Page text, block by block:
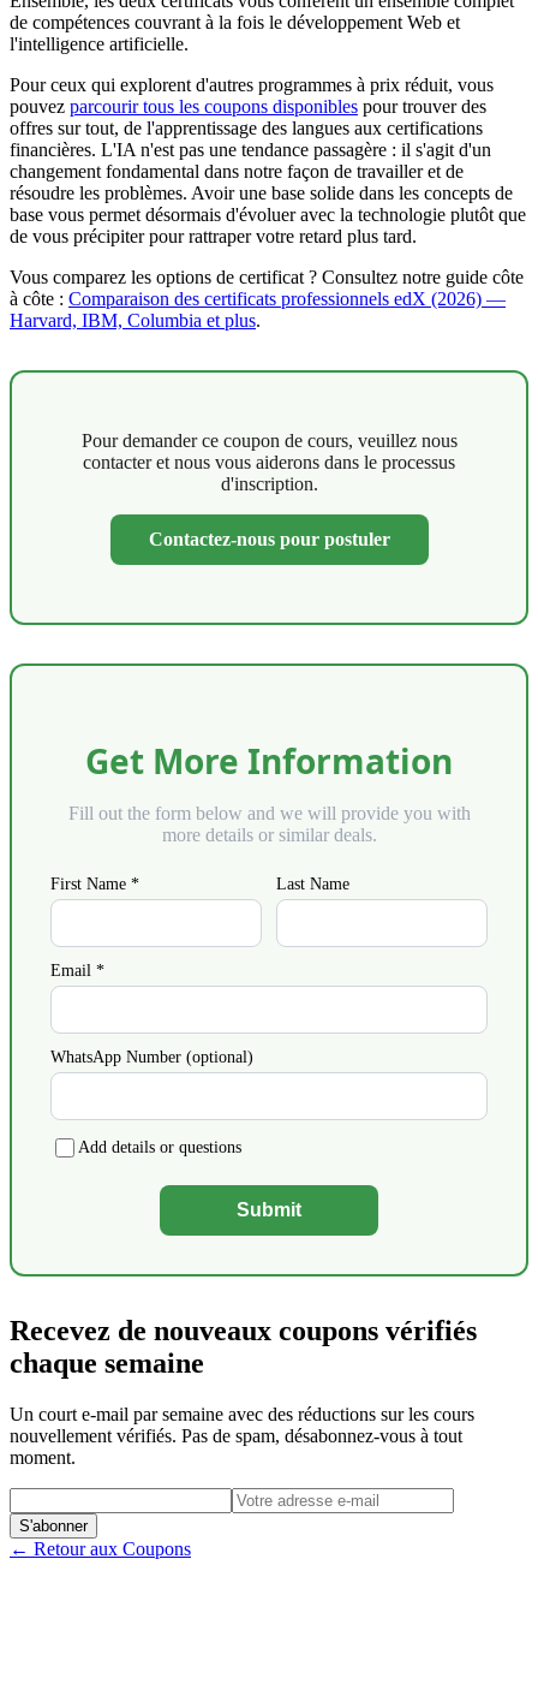
de compétences couvrant à la fois le développement Web et
l'intelligence artificielle.
Pour ceux qui explorent d'autres programmes à prix réduit, vous
pouvez parcourir tous les coupons disponibles pour trouver des
offres sur tout, de l'apprentissage des langues aux certifications
financières. L'IA n'est pas une tendance passagère : il s'agit d'un
changement fondamental dans notre façon de travailler et de
résoudre les problèmes. Avoir une base solide dans les concepts de
base vous permet désormais d'évoluer avec la technologie plutôt que
de vous précipiter pour rattraper votre retard plus tard.
Vous comparez les options de certificat ? Consultez notre guide côte
à côte : Comparaison des certificats professionnels edX (2026) —
Harvard, IBM, Columbia et plus.
Pour demander ce coupon de cours, veuillez nous
contacter et nous vous aiderons dans le processus
d'inscription.
Contactez-nous pour postuler
Get More Information
Fill out the form below and we will provide you with
more details or similar deals.
First Name * Last Name
Email *
WhatsApp Number (optional)
Add details or questions
Submit
Recevez de nouveaux coupons vérifiés
chaque semaine
Un court e-mail par semaine avec des réductions sur les cours
nouvellement vérifiés. Pas de spam, désabonnez-vous à tout
moment.
S'abonner
← Retour aux Coupons